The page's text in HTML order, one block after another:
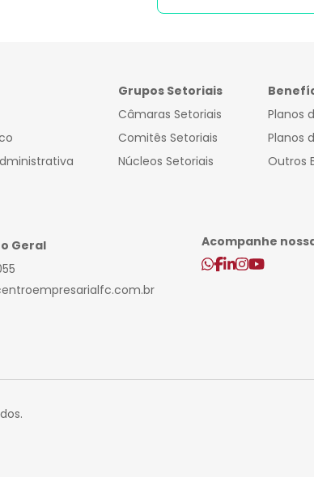
Grupos Setoriais
Câmaras Setoriais
Comitês Setoriais
Núcleos Setoriais
Planos
Planos
Outros
Geral
Acompanhe